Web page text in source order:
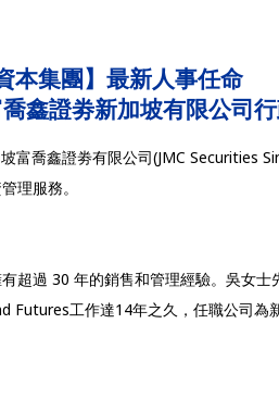
本集團】最新人事任命
鑫證劵新加坡有限公司
喬鑫證劵有限公司(JMC Securities
理服務。
超過 30 年的銷售和管理經驗。吳女
工作達14年之久，任職公司為